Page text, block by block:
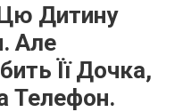
Цю Дитину
Але
Її Дочка,
Телефон.